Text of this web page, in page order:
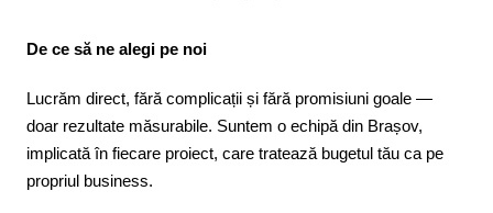
De ce să ne alegi pe noi
Lucrăm direct, fără complicații și fără promisiuni goale —
doar rezultate măsurabile. Suntem o echipă din Brașov,
implicată în fiecare proiect, care tratează bugetul tău ca pe
propriul business.